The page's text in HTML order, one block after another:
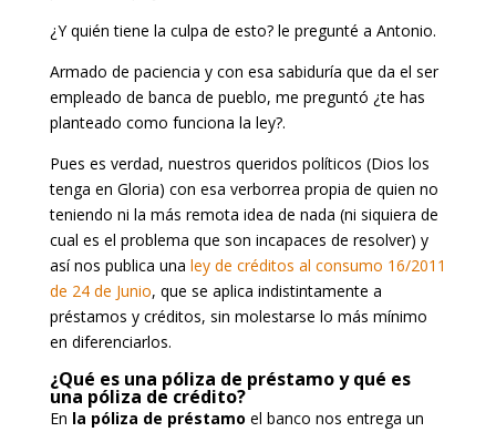
¿Y quién tiene la culpa de esto? le pregunté a Antonio.
Armado de paciencia y con esa sabiduría que da el ser
empleado de banca de pueblo, me preguntó ¿te has
planteado como funciona la ley?.
Pues es verdad, nuestros queridos políticos (Dios los
tenga en Gloria) con esa verborrea propia de quien no
teniendo ni la más remota idea de nada (ni siquiera de
cual es el problema que son incapaces de resolver) y
así nos publica una ley de créditos al consumo 16/2011
de 24 de Junio, que se aplica indistintamente a
préstamos y créditos, sin molestarse lo más mínimo
en diferenciarlos.
¿Qué es una póliza de préstamo y qué es
una póliza de crédito?
En la póliza de préstamo el banco nos entrega un